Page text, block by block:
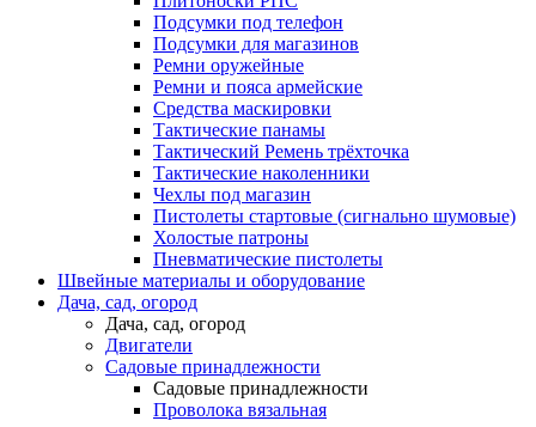
Подсумки под телефон
Подсумки для магазинов
Ремни оружейные
Ремни и пояса армейские
Средства маскировки
Тактические панамы
Тактический Ремень трёхточка
Тактические наколенники
Чехлы под магазин
Пистолеты стартовые (сигнально шумовые)
Холостые патроны
Пневматические пистолеты
Швейные материалы и оборудование
Дача, сад, огород
Дача, сад, огород
Двигатели
Садовые принадлежности
Садовые принадлежности
Проволока вязальная